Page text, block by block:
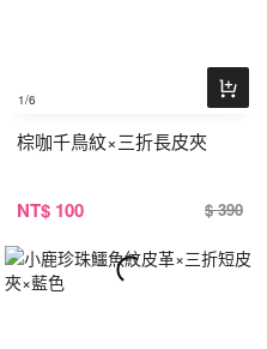
1/6
棕咖千鳥紋×三折長皮夾
NT$ 100 $ 390